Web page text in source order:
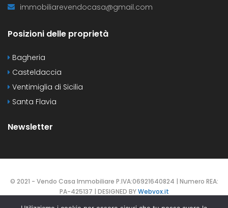
immobiliarevendocasa@gmail.com
Posizioni delle proprietà
Bagheria
Casteldaccia
Ventimiglia di Sicilia
Santa Flavia
Newsletter
© 2021 - Vendo Casa Immobiliare P.IVA:06921640824 | Numero REA:
PA-425137 | DESIGNED BYWebvox.it